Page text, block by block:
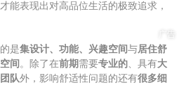
能表现出对高品位生活的极致追求，
广告
是集设计、功能、兴趣空间与居住舒
间。除了在前期需要专业的 、具有大
队外，影响舒适性问题的还有很多细